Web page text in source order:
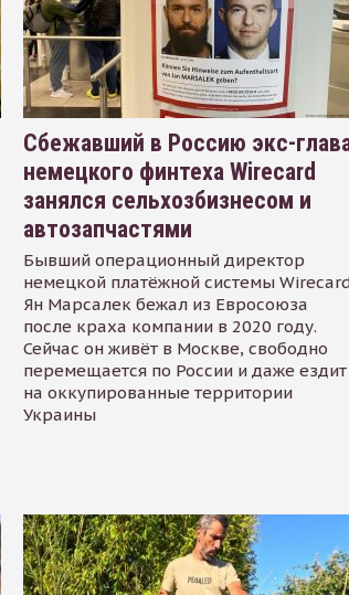
Сбежавший в Россию экс-
немецкого финтеха Wirecard
занялся сельхозбизнесом и
автозапчастями
Бывший операционный директор
немецкой платёжной системы
Ян Марсалек бежал из Евросоюза
после краха компании в 2020 году.
Сейчас он живёт в Москве, свободно
перемещается по России и даже ездит
на оккупированные территории
Украины